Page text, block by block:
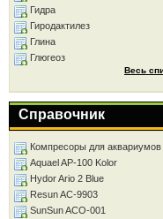
Гидра
Гиродактилез
Глина
Глюгеоз
Весь
Справочник
Компресоры для аквариумов
Aquael AP-100 Kolor
Hydor Ario 2 Blue
Resun AC-9903
SunSun ACO-001